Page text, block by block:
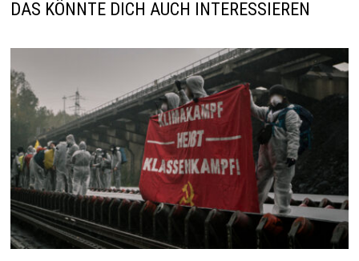
DAS KÖNNTE DICH AUCH INTERESSIEREN